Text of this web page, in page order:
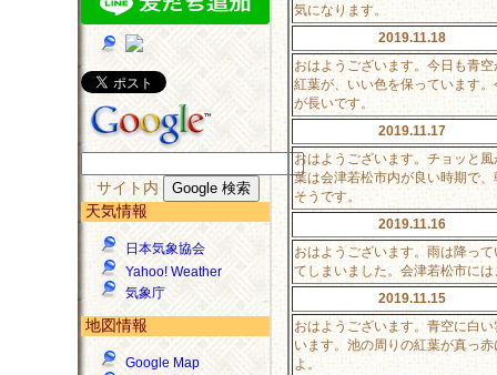
サイト内
天気情報
日本気象協会
Yahoo! Weather
気象庁
地図情報
Google Map
気になります。
2019.11.18
おはようございます。今日も青
紅葉が、いい色を保っています
が長いです。
2019.11.17
おはようございます。チョッと
葉は会津若松市内が良い時期で
そうです。
2019.11.16
おはようございます。雨は降っ
てしまいました。会津若松市に
2019.11.15
おはようございます。青空に白
います。池の周りの紅葉が真っ
よ。